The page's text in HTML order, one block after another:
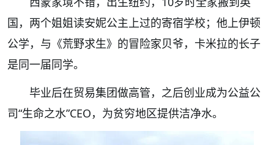
国，两个姐姐读安妮公主上过的寄宿学校；他上伊顿
公学，与《荒野求生》的冒险家贝爷，卡米拉的长子
是同一届同学。
毕业后在贸易集团做高管，之后创业成为公益公
司“生命之水”CEO，为贫穷地区提供洁净水。